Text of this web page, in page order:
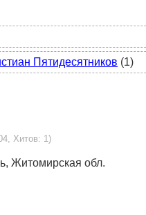
Пятидесятников (1)
Хитов: 1)
Житомирская обл.